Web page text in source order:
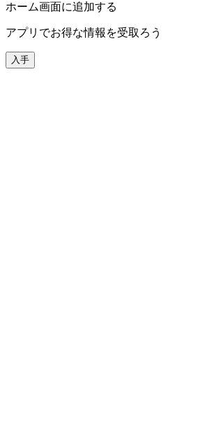
ホーム画面に追加する
アプリでお得な情報を受取ろう
入手